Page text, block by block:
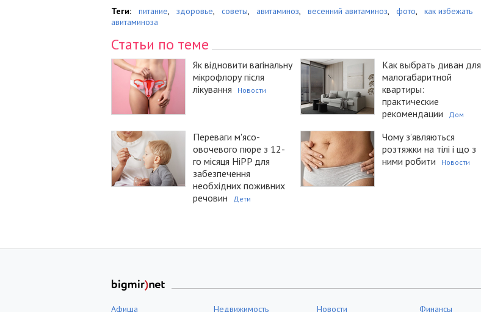
Теги: питание, здоровье, советы, авитаминоз, весенний авитаминоз, фото,
как избежать
авитаминоза
Статьи по теме
Як відновити вагінальну
мікрофлору після
лікування
Новости
Как выбрать диван для
малогабаритной
квартиры:
практические
рекомендации
Дом
Переваги м'ясо-
овочевого пюре з 12-
го місяця HiPP для
забезпечення
необхідних поживних
речовин
Дети
Чому з’являються
розтяжки на тілі і що з
ними робити
Новости
Афиша Недвижимость Новости Финансы